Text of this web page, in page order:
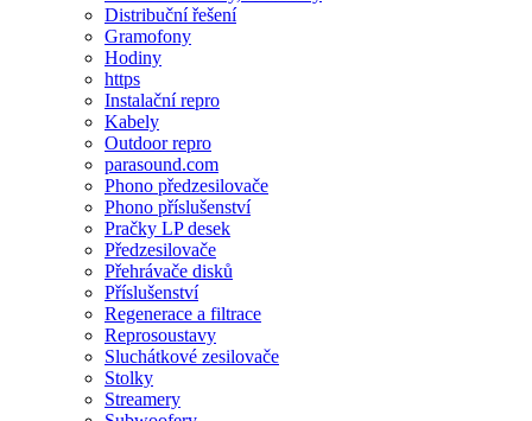
Distribuční řešení
Gramofony
Hodiny
https
Instalační repro
Kabely
Outdoor repro
parasound.com
Phono předzesilovače
Phono příslušenství
Pračky LP desek
Předzesilovače
Přehrávače disků
Příslušenství
Regenerace a filtrace
Reprosoustavy
Sluchátkové zesilovače
Stolky
Streamery